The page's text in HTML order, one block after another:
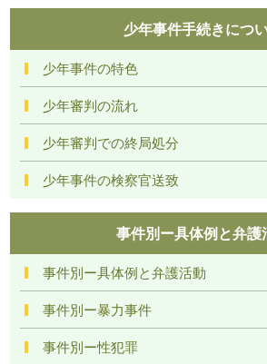
少年事件手続きにつ
少年事件の特色
少年審判の流れ
少年審判での終局処分
少年事件の検察官送致
事件別ー具体例と弁護
事件別ー具体例と弁護活動
事件別ー暴力事件
事件別ー性犯罪